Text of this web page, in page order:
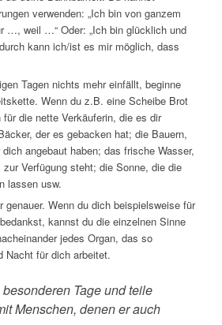
verwenden: „Ich bin von ganzem
…, weil …“ Oder: „Ich bin glücklich und
kann ich/ist es mir möglich, dass
Tagen nichts mehr einfällt, beginne
Wenn du z.B. eine Scheibe Brot
die nette Verkäuferin, die es dir
der es gebacken hat; die Bauern,
angebaut haben; das frische Wasser,
Verfügung steht; die Sonne, die die
lassen usw.
genauer. Wenn du dich beispielsweise für
kannst du die einzelnen Sinne
jedes Organ, das so
Nacht für dich arbeitet.
Tage und teile
Menschen, denen er auch